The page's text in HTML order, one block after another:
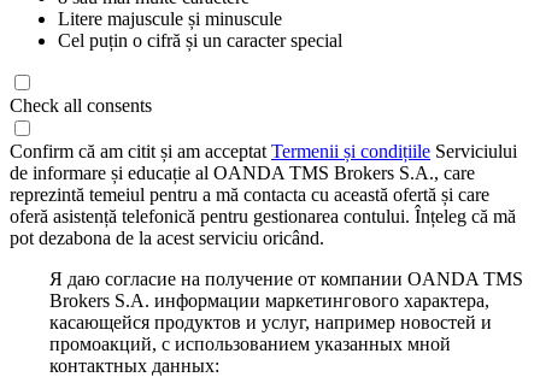
Litere majuscule și minuscule
Cel puțin o cifră și un caracter special
Check all consents
Confirm că am citit și am acceptat Termenii și condițiile Serviciului
de informare și educație al OANDA TMS Brokers S.A., care
reprezintă temeiul pentru a mă contacta cu această ofertă și care
oferă asistență telefonică pentru gestionarea contului. Înțeleg că mă
pot dezabona de la acest serviciu oricând.
Я даю согласие на получение от компании OANDA TMS
Brokers S.A. информации маркетингового характера,
касающейся продуктов и услуг, например новостей и
промоакций, с использованием указанных мной
контактных данных: